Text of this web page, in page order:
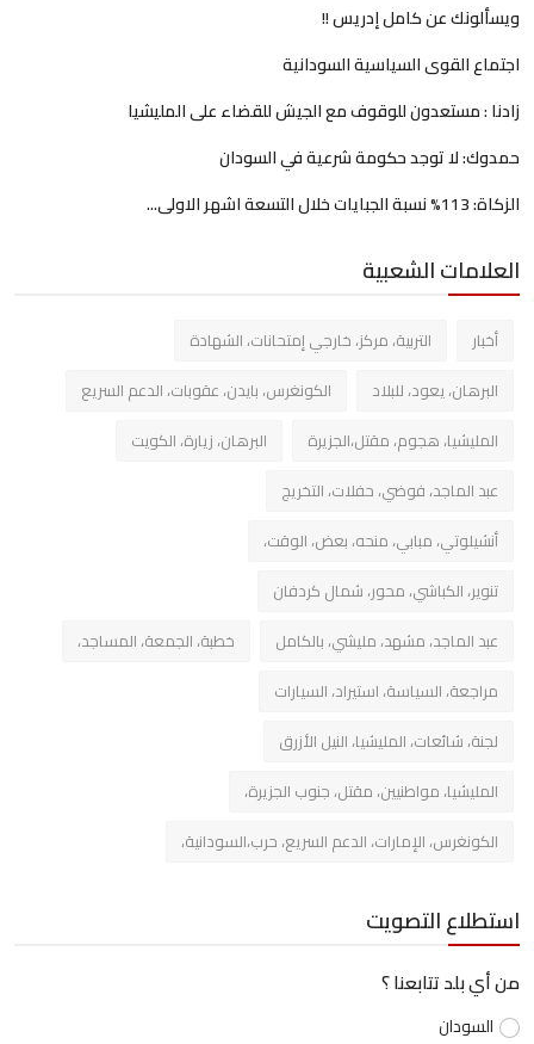
ويسألونك عن كامل إدريس !!
اجتماع القوى السياسية السودانية
زادنا : مستعدون للوقوف مع الجيش للقضاء على المليشيا
حمدوك: لا توجد حكومة شرعية في السودان
الزكاة: 113% نسبة الجبايات خلال التسعة اشهر الاولى...
العلامات الشعبية
أخبار
التربية، مركز، خارجي إمتحانات، الشهادة
البرهان، يعود، للبلاد
الكونغرس، بايدن، عقوبات، الدعم السريع
المليشيا، هجوم، مقتل،الجزيرة
البرهان، زيارة، الكويت
عبد الماجد، فوضي، حفلات، التخريج
أنشيلوتي، مبابي، منحه، بعض، الوقت،
تنوير، الكباشي، محور، شمال كردفان
عبد الماجد، مشهد، مليشي، بالكامل
خطبة، الجمعة، المساجد،
مراجعة، السياسة، استيراد، السيارات
لجنة، شائعات، المليشيا، النيل الأزرق
المليشيا، مواطنيين، مقتل، جنوب الجزيرة،
الكونغرس، الإمارات، الدعم السريع، حرب،السودانية،
استطلاع التصويت
من أي بلد تتابعنا ؟
السودان